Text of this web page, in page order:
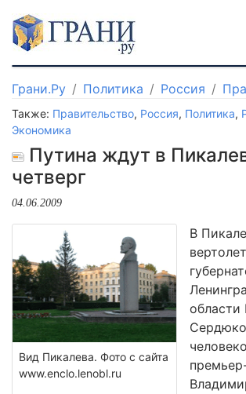
Грани.Ру Политика Россия
Также: Правительство, Россия, Политика,
Экономика
Путина ждут в
четверг
04.06.2009
Вид Пикалева. Фото с сайта
www.enclo.lenobl.ru
В
области